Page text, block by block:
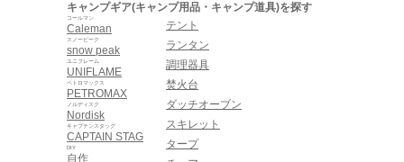
キャンプギア(キャンプ用品・キャンプ道具)を探す
Caleman
コールマン
snow peak
スノーピーク
UNIFLAME
ユニフレーム
PETROMAX
ペトロマックス
Nordisk
ノルディスク
CAPTAIN STAG
キャプテンスタッグ
自作
DIY
テント
ランタン
調理器具
焚火台
ダッチオーブン
スキレット
タープ